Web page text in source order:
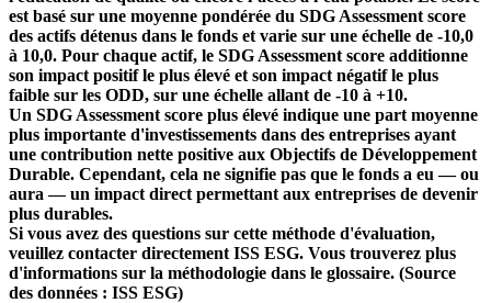
est basé sur une moyenne pondérée du SDG Assessment score
des actifs détenus dans le fonds et varie sur une échelle de -10,0
à 10,0. Pour chaque actif, le SDG Assessment score additionne
son impact positif le plus élevé et son impact négatif le plus
faible sur les ODD, sur une échelle allant de -10 à +10.
Un SDG Assessment score plus élevé indique une part moyenne
plus importante d'investissements dans des entreprises ayant
une contribution nette positive aux Objectifs de Développement
Durable. Cependant, cela ne signifie pas que le fonds a eu — ou
aura — un impact direct permettant aux entreprises de devenir
plus durables.
Si vous avez des questions sur cette méthode d'évaluation,
veuillez contacter directement ISS ESG. Vous trouverez plus
d'informations sur la méthodologie dans le glossaire. (Source
des données : ISS ESG)